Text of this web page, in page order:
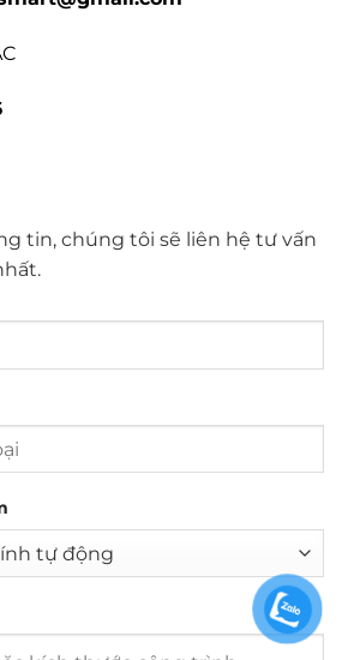
tin, chúng tôi sẽ liên hệ tư vấn